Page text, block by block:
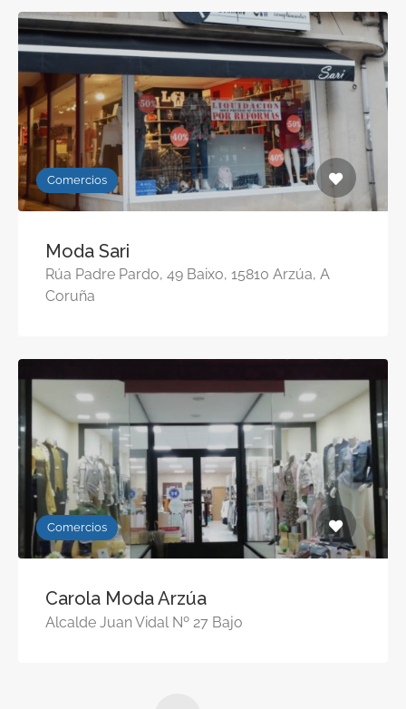
Comercios
Moda Sari
Rúa Padre Pardo, 49 Baixo, 15810 Arzúa, A
Coruña
Comercios
Carola Moda Arzúa
Alcalde Juan Vidal Nº 27 Bajo